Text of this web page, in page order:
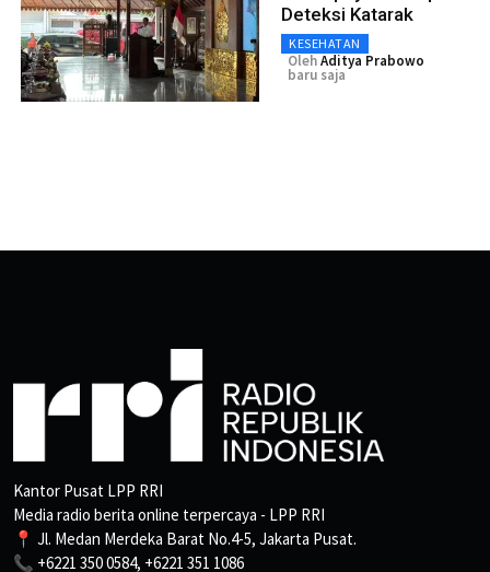
Deteksi Katarak
KESEHATAN
OlehAditya Prabowo
baru saja
Kantor Pusat LPP RRI
Media radio berita online terpercaya - LPP RRI
📍 Jl. Medan Merdeka Barat No.4-5, Jakarta Pusat.
📞 +6221 350 0584, +6221 351 1086